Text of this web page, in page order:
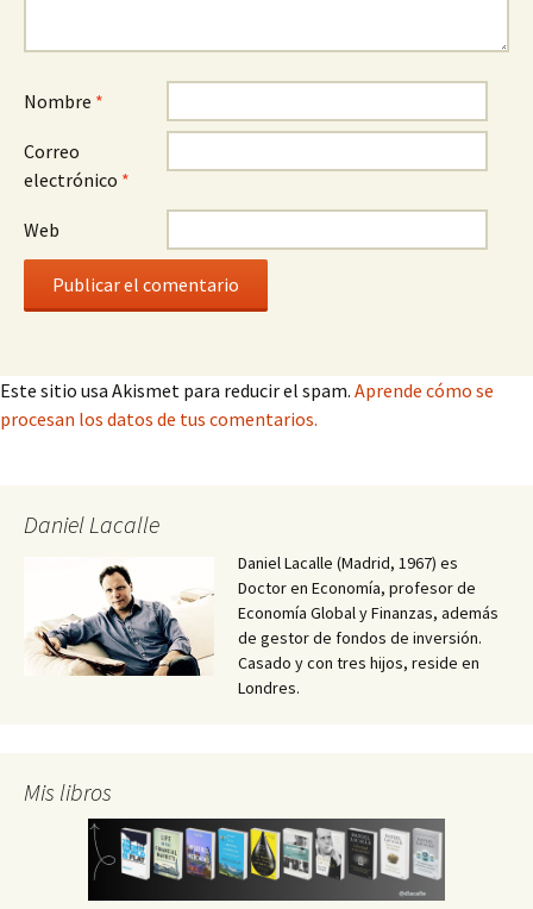
Nombre *
Correo
electrónico *
Web
Este sitio usa Akismet para reducir el spam. Aprende cómo se
procesan los datos de tus comentarios.
Daniel Lacalle
Daniel Lacalle (Madrid, 1967) es
Doctor en Economía, profesor de
Economía Global y Finanzas, además
de gestor de fondos de inversión.
Casado y con tres hijos, reside en
Londres.
Mis libros